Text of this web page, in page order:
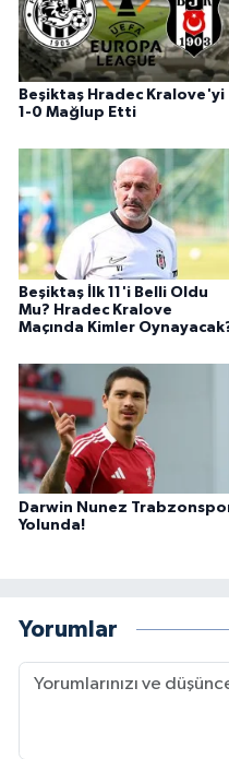
Beşiktaş Hradec Kralove'yi
1-0 Mağlup Etti
Beşiktaş İlk 11'i Belli Oldu
Mu? Hradec Kralove
Maçında Kimler
Darwin Nunez
Yolunda!
Yorumlar